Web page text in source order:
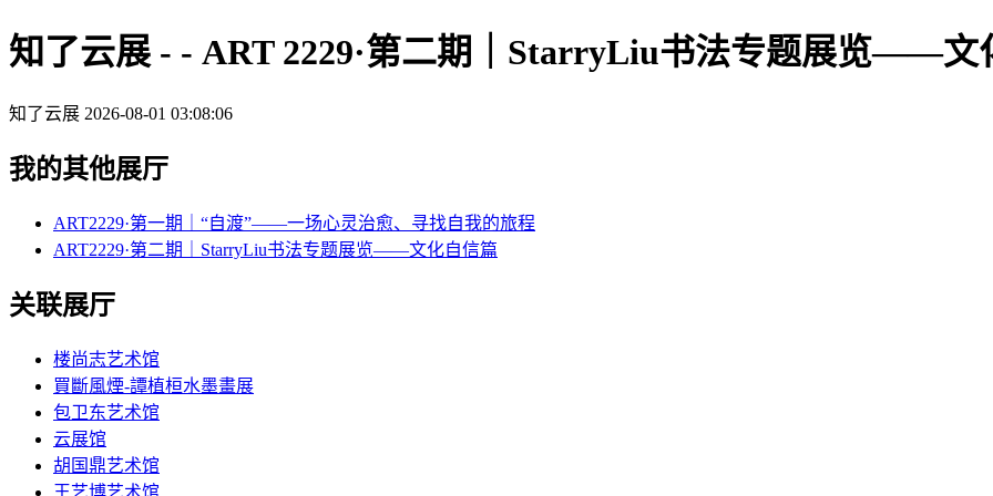
知了云展 - - ART 2229·第二期｜StarryLiu书法专题展览——文
知了云展 2026-08-01 03:08:06
我的其他展厅
ART2229·第一期｜“自渡”——一场心灵治愈、寻找自我的旅程
ART2229·第二期｜StarryLiu书法专题展览——文化自信篇
关联展厅
楼尚志艺术馆
買斷風煙-譚植桓水墨畫展
包卫东艺术馆
云展馆
胡国鼎艺术馆
王艺博艺术馆